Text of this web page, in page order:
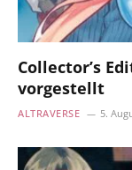
Collector’s
vorgestellt
ALTRAVERSE 5.